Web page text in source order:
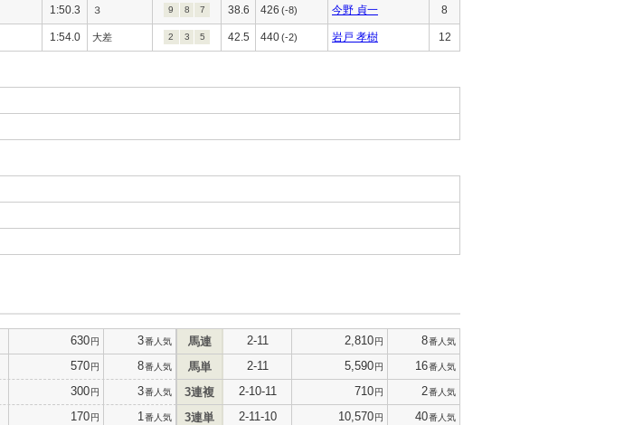
1:50.3 ３ 9 8 7 38.6 426 (-8) 今野 貞一 8
1:54.0 大差 2 3 5 42.5 440(-2) 岩戸 孝樹 12
630円 3番人気
570円 8番人気
300円 3番人気
170円 1 番人気
馬連 2-11 2,810円 8番人気
馬単 2-11 5,590円 16番人気
3連複 2-10-11 710円 2番人気
3連単 2-11-10 10,570円 40番人気